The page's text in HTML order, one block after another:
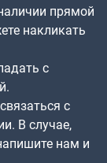
прямой
накликать
с
с
В случае,
нам и